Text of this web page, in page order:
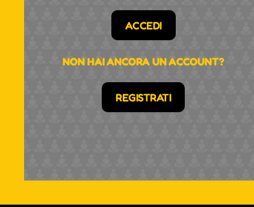
ACCEDI
NON HAI ANCORA UN ACCOUNT?
REGISTRATI